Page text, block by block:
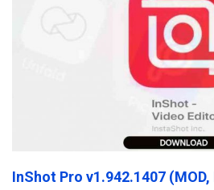
InShot Pro v1.942.1407